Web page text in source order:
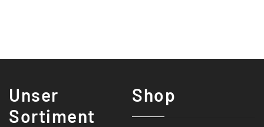
Unser
Sortiment
Shop